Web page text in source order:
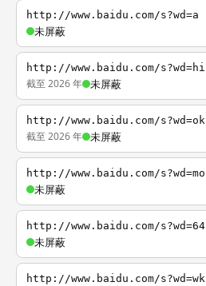
http://www.baidu.com/s?wd=a
未屏蔽
http://www.baidu.com/s?wd=hi
截至 2026 年 未屏蔽
http://www.baidu.com/s?wd=ok
截至 2026 年 未屏蔽
http://www.baidu.com/s?wd=mo
未屏蔽
http://www.baidu.com/s?wd=64
未屏蔽
http://www.baidu.com/s?wd=wk